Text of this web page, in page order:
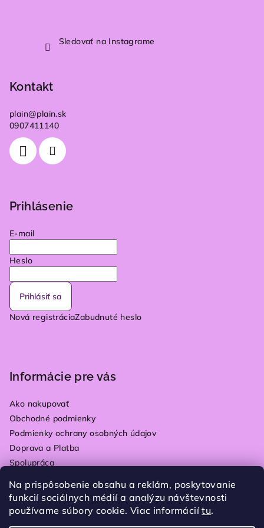
Na prispôsobenie obsahu a reklám, poskytovanie
funkcií sociálnych médií a analýzu návštevnosti
používame súbory cookie. Viac informáciítu.
Sledovať na Instagrame
Kontakt
plain@plain.sk
0907411140
Prihlásenie
E-mail
Heslo
Prihlásiť sa
Nová registráciaZabudnuté heslo
Informácie pre vás
Ako nakupovať
Obchodné podmienky
Podmienky ochrany osobných údajov
Doprava a Platba
Spolupráca
Vrátenie tovaru
Blog